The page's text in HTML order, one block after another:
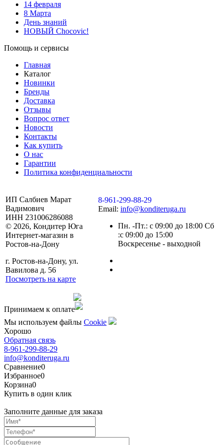
14 февраля
8 Марта
День знаний
НОВЫЙ Chocovic!
Помощь и сервисы
Главная
Каталог
Новинки
Бренды
Доставка
Отзывы
Вопрос ответ
Новости
Контакты
Как купить
О нас
Гарантии
Политика конфиденциальности
ИП Салбиев Марат
Вадимович
ИНН 231006286088
© 2026, Кондитер Юга
Интернет-магазин в
Ростов-на-Дону
г. Ростов-на-Дону, ул.
Вавилова д. 56
Посмотреть на карте
8-961-299-88-29
Email: info@konditeruga.ru
Пн. -Пт.: с 09:00 до 18:00 Сб
:с 09:00 до 15:00
Воскресенье - выходной
Принимаем к оплате
Мы используем файлы Сookie
Хорошо
Обратная связь
8-961-299-88-29
info@konditeruga.ru
Сравнение0
Избранное0
Корзина0
Купить в один клик
Заполните данные для заказа